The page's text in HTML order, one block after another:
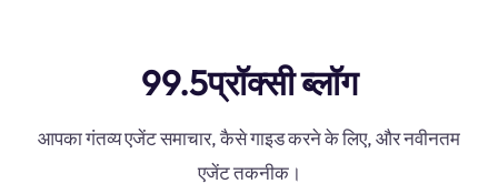
99.5प्रॉक्सी ब्लॉग
आपका गंतव्य एजेंट समाचार, कैसे गाइड करने के लिए, और नवीनतम
एजेंट तकनीक।